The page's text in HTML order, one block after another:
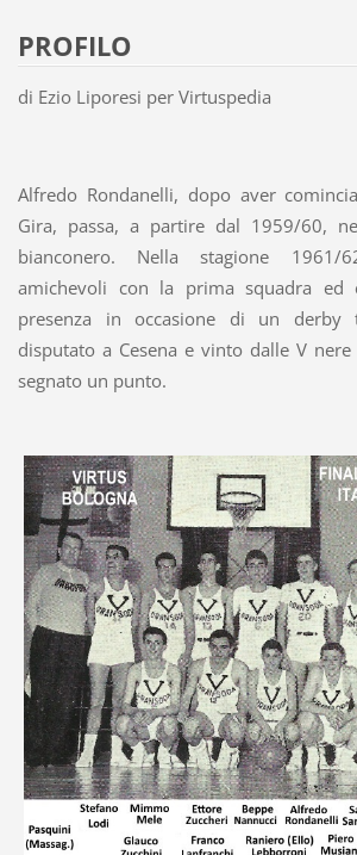
PROFILO
di Ezio Liporesi per Virtuspedia
Alfredo Rondanelli, dopo aver
Gira, passa, a partire dal 1959/60,
bianconero. Nella stagione 1961/
amichevoli con la prima squadra ed
presenza in occasione di un
disputato a Cesena e vinto dalle V
segnato un punto.